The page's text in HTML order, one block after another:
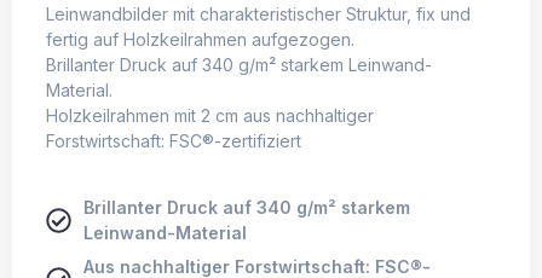
langlebiger Aufdruck, dessen Farben auch
nach vielen Monaten kräftig leuchten
Exklusiv in Deutschland produziert
Geschichte Hinter Primus
Startup mit einer Vision